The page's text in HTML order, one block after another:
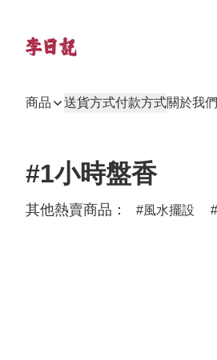
商品 送貨方式付款方式關於我們
#1小時盤香
其他熱賣商品： 風水擺設